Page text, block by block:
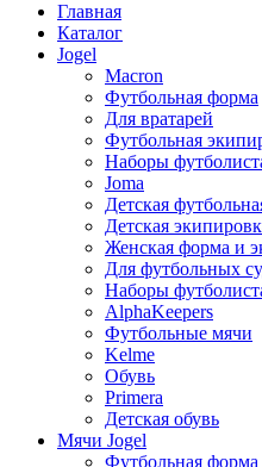
Главная
Каталог
Jogel
Macron
Футбольная форма
Для вратарей
Футбольная
Наборы
Joma
Детская
Детская
Женская форма и
Для футбольных
Наборы
AlphaKeepers
Футбольные мячи
Kelme
Обувь
Primera
Детская обувь
Мячи Jogel
Футбольная форма